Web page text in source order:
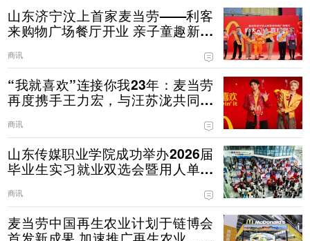
山东济宁汶上首家麦当劳——利客
来购物广场餐厅开业 亲子童趣新体
商讯
“我就喜欢”连接你我23年：麦当劳
再度携手王力宏，与汪苏泷共同传
商讯
山东传媒职业学院成功举办2026届
毕业生实习就业双选会暨用人单位
商讯
麦当劳中国再生农业计划于链博会